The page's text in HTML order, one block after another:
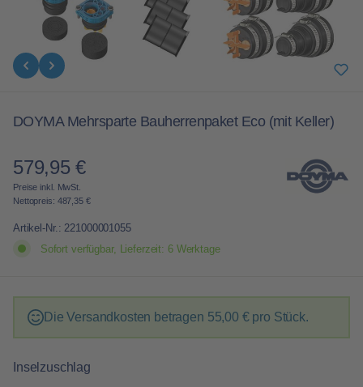
DOYMA Mehrsparte Bauherrenpaket Eco (mit Keller)
Regulärer Preis:
579,95 €
Preise inkl. MwSt.
Nettopreis: 487,35 €
Artikel-Nr.:221000001055
Sofort verfügbar, Lieferzeit: 6 Werktage
Die Versandkosten betragen 55,00 € pro Stück.
Inselzuschlagauswählen